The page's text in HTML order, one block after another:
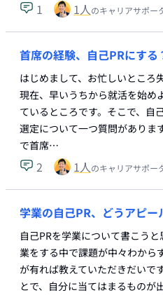
1 1人のキャリアサポー
首席の経験、自己PRにする
はじめまして、お忙しいところ
現在、早いうちから就活を始め
ているところです。そこで、自
選定について一つ質問がありま
で首席…
2 1人のキャリアサポー
学業の自己PR、どうアピー
自己PRを学業について書こう
業をする中で課題が中々わから
が有れば教えていただきだいで
とで、自分に当てはまるものが